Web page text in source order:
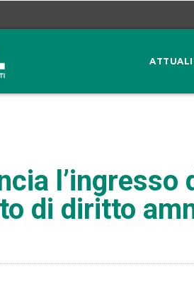
di diritto